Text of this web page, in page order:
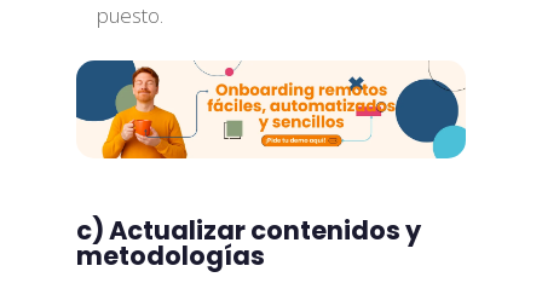
puesto.
c) Actualizar contenidos y
metodologías